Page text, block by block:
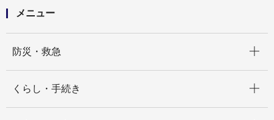
メニュー
防災・救急
くらし・手続き